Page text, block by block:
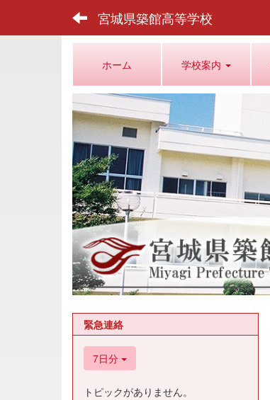
宮城県築館高等学校
ホーム 学校案内
緊急連絡
7日分
トピックがありません。